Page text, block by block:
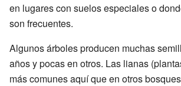
en lugares con suelos especiales o
son frecuentes.
Algunos árboles producen muchas
años y pocas en otros. Las lianas
más comunes aquí que en otros